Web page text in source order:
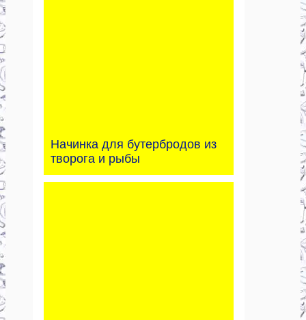
Начинка для бутербродов из
творога и рыбы